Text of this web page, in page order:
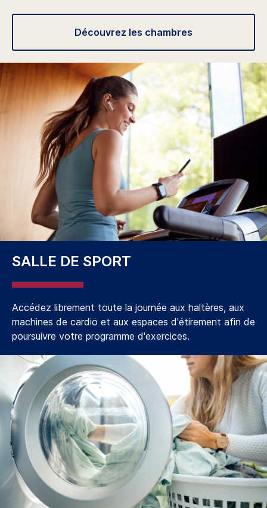
Découvrez les chambres
SALLE DE SPORT
Accédez librement toute la journée aux haltères, aux
machines de cardio et aux espaces d'étirement afin de
poursuivre votre programme d'exercices.